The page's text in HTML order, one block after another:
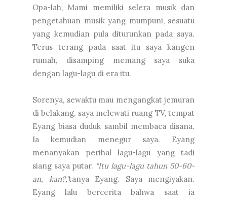
Opa-lah, Mami memiliki selera musik dan
pengetahuan musik yang mumpuni, sesuatu
yang kemudian pula diturunkan pada saya.
Terus terang pada saat itu saya kangen
rumah, disamping memang saya suka
dengan lagu-lagu di era itu.
Sorenya, sewaktu mau mengangkat jemuran
di belakang, saya melewati ruang TV, tempat
Eyang biasa duduk sambil membaca disana.
Ia kemudian menegur saya. Eyang
menanyakan perihal lagu-lagu yang tadi
siang saya putar. "Itu lagu-lagu tahun 50-60-
an, kan?,"tanya Eyang. Saya mengiyakan.
Eyang lalu bercerita bahwa saat ia